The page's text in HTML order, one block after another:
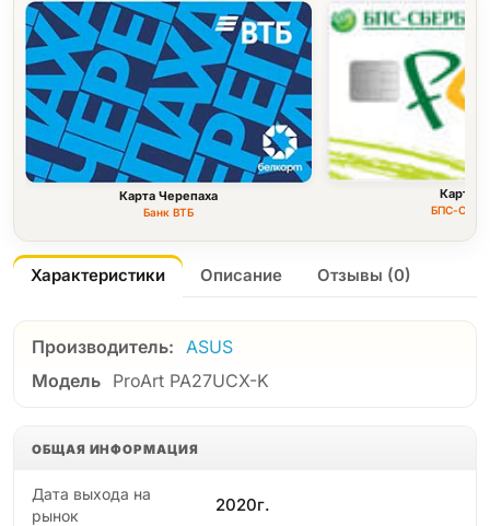
Карта Черепаха
Банк ВТБ
Карта
БПС-
Характеристики Описание Отзывы (0)
Производитель:
ASUS
Модель ProArt PA27UCX-K
ОБЩАЯ ИНФОРМАЦИЯ
Дата выхода на
рынок
2020г.